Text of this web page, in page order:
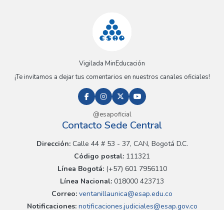
Vigilada MinEducación
¡Te invitamos a dejar tus comentarios en nuestros canales oficiales!
@esapoficial
Contacto Sede Central
Dirección:Calle 44 # 53 - 37, CAN, Bogotá D.C.
Código postal: 111321
Línea Bogotá:(+57) 601 7956110
Línea Nacional: 018000 423713
Correo: ventanillaunica@esap.edu.co
Notificaciones:notificaciones.judiciales@esap.gov.co